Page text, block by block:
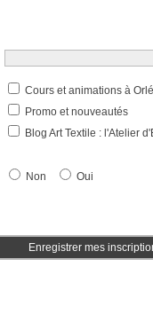
Cours et animations à
Promo et nouveautés
Blog Art Textile : l'Atelier
Non Oui
Enregistrer mes